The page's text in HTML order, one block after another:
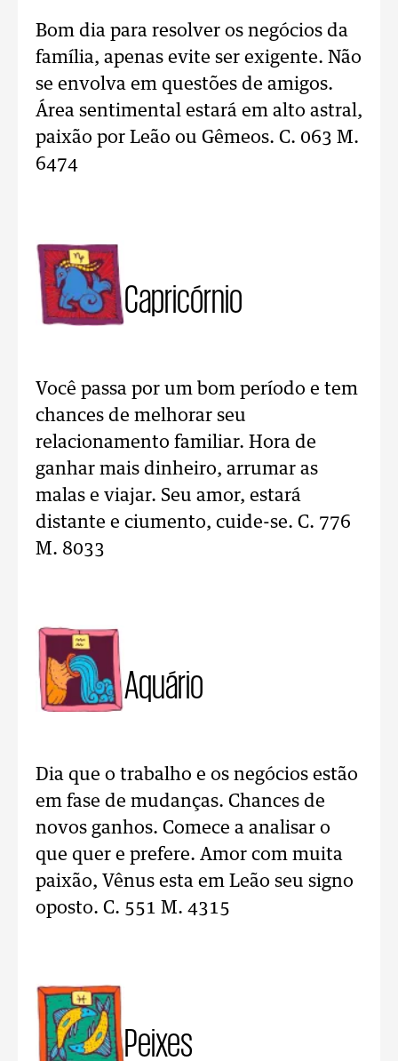
Bom dia para resolver os negócios da
família, apenas evite ser exigente. Não
se envolva em questões de amigos.
Área sentimental estará em alto astral,
paixão por Leão ou Gêmeos. C. 063 M.
6474
Capricórnio
Você passa por um bom período e tem
chances de melhorar seu
relacionamento familiar. Hora de
ganhar mais dinheiro, arrumar as
malas e viajar. Seu amor, estará
distante e ciumento, cuide-se. C. 776
M. 8033
Aquário
Dia que o trabalho e os negócios estão
em fase de mudanças. Chances de
novos ganhos. Comece a analisar o
que quer e prefere. Amor com muita
paixão, Vênus esta em Leão seu signo
oposto. C. 551 M. 4315
Peixes